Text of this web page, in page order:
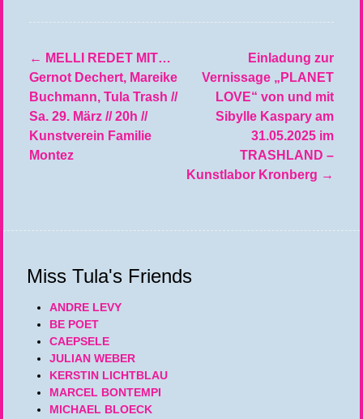
Beitragsnavigation
← MELLI REDET MIT…
Gernot Dechert, Mareike
Buchmann, Tula Trash //
Sa. 29. März // 20h //
Kunstverein Familie
Montez
Einladung zur
Vernissage „PLANET
LOVE“ von und mit
Sibylle Kaspary am
31.05.2025 im
TRASHLAND –
Kunstlabor Kronberg →
Miss Tula's Friends
ANDRE LEVY
BE POET
CAEPSELE
JULIAN WEBER
KERSTIN LICHTBLAU
MARCEL BONTEMPI
MICHAEL BLOECK